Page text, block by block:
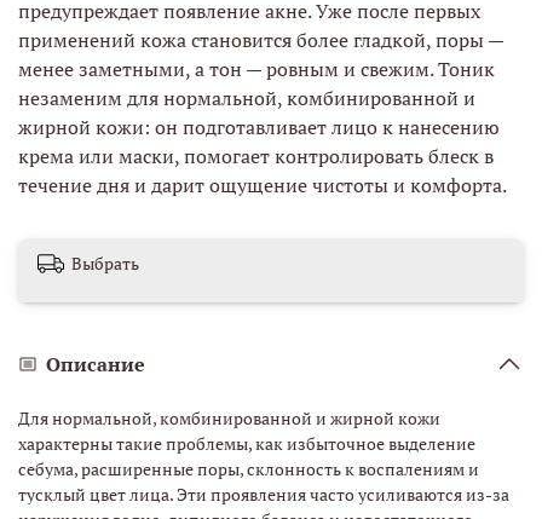
предупреждает появление акне. Уже после первых
применений кожа становится более гладкой, поры —
менее заметными, а тон — ровным и свежим. Тоник
незаменим для нормальной, комбинированной и
жирной кожи: он подготавливает лицо к нанесению
крема или маски, помогает контролировать блеск в
течение дня и дарит ощущение чистоты и комфорта.
Выбрать
Описание
Для нормальной, комбинированной и жирной кожи
характерны такие проблемы, как избыточное выделение
себума, расширенные поры, склонность к воспалениям и
тусклый цвет лица. Эти проявления часто усиливаются из-за